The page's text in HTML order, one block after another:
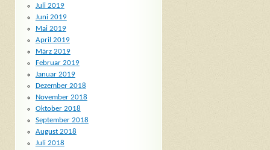
Juli 2019
Juni 2019
Mai 2019
April 2019
März 2019
Februar 2019
Januar 2019
Dezember 2018
November 2018
Oktober 2018
September 2018
August 2018
Juli 2018